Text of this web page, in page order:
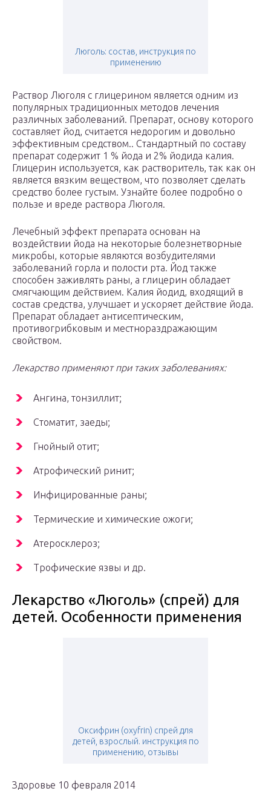
Люголь: состав, инструкция по
применению
Раствор Люголя с глицерином является одним из
популярных традиционных методов лечения
различных заболеваний. Препарат, основу которого
составляет йод, считается недорогим и довольно
эффективным средством.. Стандартный по составу
препарат содержит 1 % йода и 2% йодида калия.
Глицерин используется, как растворитель, так как он
является вязким веществом, что позволяет сделать
средство более густым. Узнайте более подробно о
пользе и вреде раствора Люголя.
Лечебный эффект препарата основан на
воздействии йода на некоторые болезнетворные
микробы, которые являются возбудителями
заболеваний горла и полости рта. Йод также
способен заживлять раны, а глицерин обладает
смягчающим действием. Калия йодид, входящий в
состав средства, улучшает и ускоряет действие йода.
Препарат обладает антисептическим,
противогрибковым и местнораздражающим
свойством.
Лекарство применяют при таких заболеваниях:
Ангина, тонзиллит;
Стоматит, заеды;
Гнойный отит;
Атрофический ринит;
Инфицированные раны;
Термические и химические ожоги;
Атеросклероз;
Трофические язвы и др.
Лекарство «Люголь» (спрей) для
детей. Особенности применения
Оксифрин (oxyfrin) спрей для
детей, взрослый. инструкция по
применению, отзывы
Здоровье 10 февраля 2014